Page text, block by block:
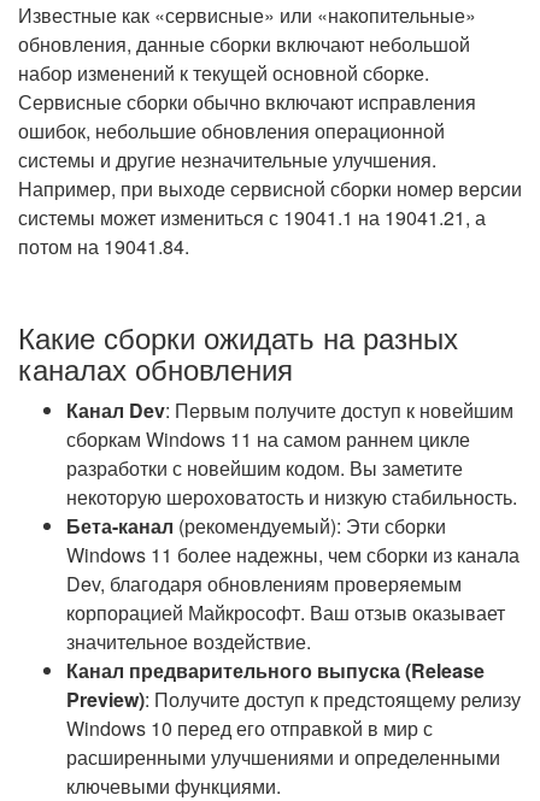
Известные как «сервисные» или «накопительные»
обновления, данные сборки включают небольшой
набор изменений к текущей основной сборке.
Сервисные сборки обычно включают исправления
ошибок, небольшие обновления операционной
системы и другие незначительные улучшения.
Например, при выходе сервисной сборки номер версии
системы может измениться с 19041.1 на 19041.21, а
потом на 19041.84.
Какие сборки ожидать на разных
каналах обновления
Канал Dev: Первым получите доступ к новейшим
сборкам Windows 11 на самом раннем цикле
разработки с новейшим кодом. Вы заметите
некоторую шероховатость и низкую стабильность.
Бета-канал (рекомендуемый): Эти сборки
Windows 11 более надежны, чем сборки из канала
Dev, благодаря обновлениям проверяемым
корпорацией Майкрософт. Ваш отзыв оказывает
значительное воздействие.
Канал предварительного выпуска (Release
Preview): Получите доступ к предстоящему релизу
Windows 10 перед его отправкой в мир с
расширенными улучшениями и определенными
ключевыми функциями.